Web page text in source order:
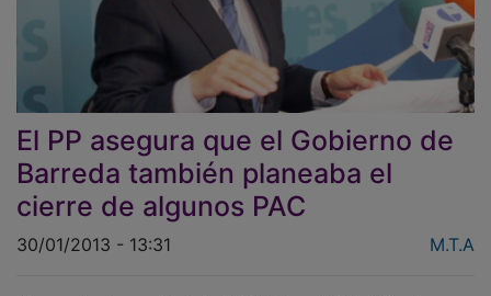
El PP asegura que el Gobierno de
Barreda también planeaba el
cierre de algunos PAC
30/01/2013 - 13:31